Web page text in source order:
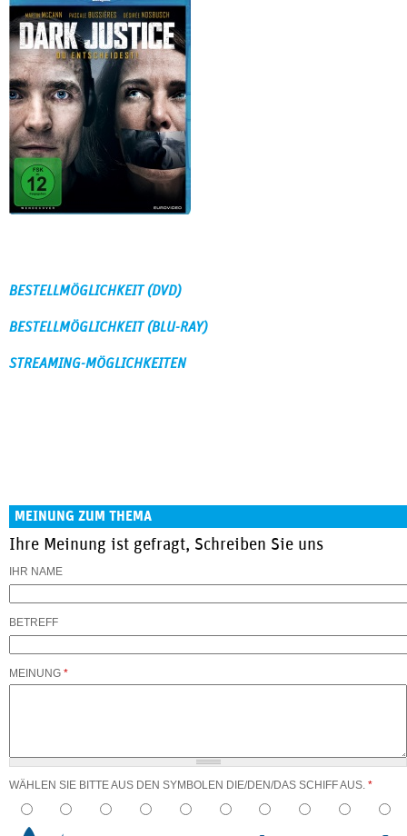
BESTELLMÖGLICHKEIT (DVD)
BESTELLMÖGLICHKEIT (BLU-RAY)
STREAMING-MÖGLICHKEITEN
MEINUNG ZUM THEMA
Ihre Meinung ist gefragt, Schreiben Sie uns
IHR NAME
BETREFF
MEINUNG *
WÄHLEN SIE BITTE AUS DEN SYMBOLEN DIE/DEN/DAS SCHIFF AUS. *